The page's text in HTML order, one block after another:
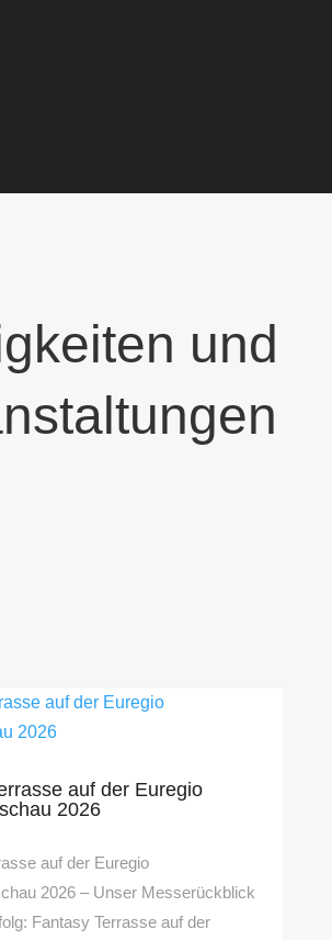
und
auf der Euregio
2026
auf der Euregio
2026 – Unser Messerückblick
Fantasy Terrasse auf der